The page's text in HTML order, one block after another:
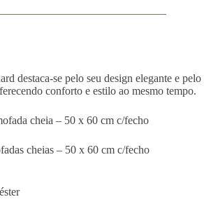
destaca-se pelo seu design elegante e pelo
conforto e estilo ao mesmo tempo.
cheia – 50 x 60 cm c/fecho
cheias – 50 x 60 cm c/fecho